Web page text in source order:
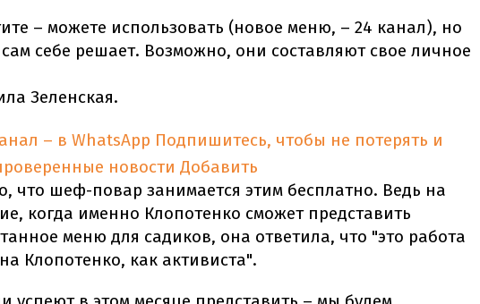
– можете использовать (новое меню, – 24 канал), но
себе решает. Возможно, они составляют свое личное
Зеленская.
– в WhatsApp Подпишитесь, чтобы не потерять и
новости Добавить
что шеф-повар занимается этим бесплатно. Ведь на
когда именно Клопотенко сможет представить
меню для садиков, она ответила, что "это работа
Клопотенко, как активиста".